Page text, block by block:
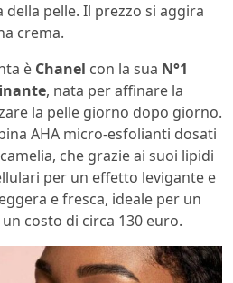
pelle. Il prezzo si aggira
crema.
è Chanel con la sua N°1
, nata per affinare la
la pelle giorno dopo giorno.
AHA micro-esfolianti dosati
che grazie ai suoi lipidi
per un effetto levigante e
e fresca, ideale per un
costo di circa 130 euro.